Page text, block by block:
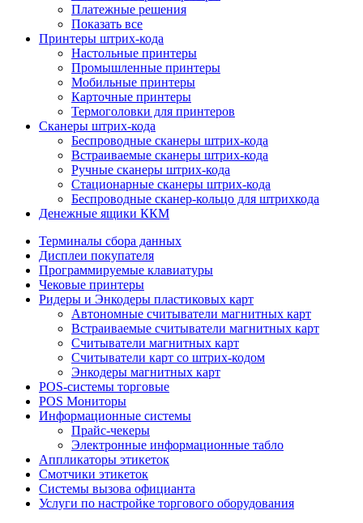
Платежные решения
Показать все
Принтеры штрих-кода
Настольные принтеры
Промышленные принтеры
Мобильные принтеры
Карточные принтеры
Термоголовки для принтеров
Сканеры штрих-кода
Беспроводные сканеры штрих-кода
Встраиваемые сканеры штрих-кода
Ручные сканеры штрих-кода
Стационарные сканеры штрих-кода
Беспроводные сканер-кольцо для штрихкода
Денежные ящики ККМ
Терминалы сбора данных
Дисплеи покупателя
Программируемые клавиатуры
Чековые принтеры
Ридеры и Энкодеры пластиковых карт
Автономные считыватели магнитных карт
Встраиваемые считыватели магнитных карт
Считыватели магнитных карт
Считыватели карт со штрих-кодом
Энкодеры магнитных карт
POS-системы торговые
POS Мониторы
Информационные системы
Прайс-чекеры
Электронные информационные табло
Аппликаторы этикеток
Смотчики этикеток
Системы вызова официанта
Услуги по настройке торгового оборудования